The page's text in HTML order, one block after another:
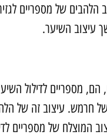
הלהבים של מספריים
עיצוב השיער.
מספריים לדילול
של חרמש. עיצוב זה של
המוצלח של מספריים